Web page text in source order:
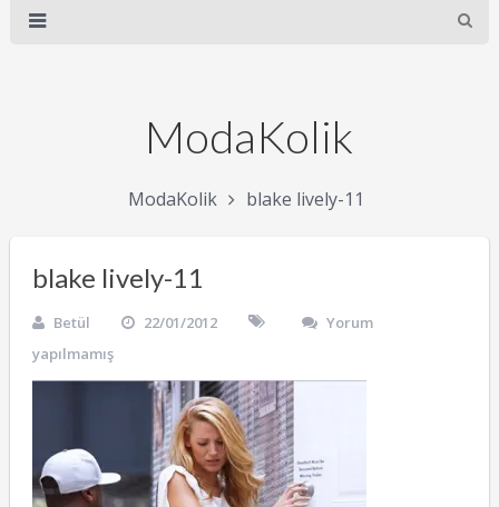
ModaKolik
ModaKolik blake lively-11
blake lively-11
Betül 22/01/2012
Yorum
yapılmamış